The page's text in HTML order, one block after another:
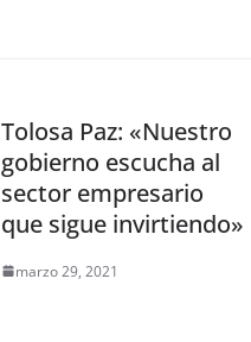
Tolosa Paz: «Nuestro
gobierno escucha al
sector empresario
que sigue invirtiendo»
marzo 29, 2021